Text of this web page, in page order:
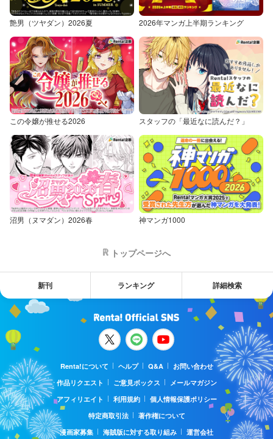
艶男（ツヤダン）2026夏 2026年マンガ上半期ランキング
この令嬢が推せる2026 スタッフの「最近なに読んだ？」
沼男（ヌマダン）2026春 神マンガ1000
トップページへ
新刊 ランキング 詳細検索
Renta!について ヘルプ Q&A
お問い合わせ
作品リクエスト
ご意見ボックス
メールマガジン
アフィリエイト
利用規約
個人情報保護ポリシー
特定商取引法
著作権について
漫画家募集
海賊版に対する取り組み 運営会社